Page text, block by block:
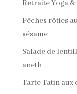
Retraite Yoga
Pêches rôties
sésame
Salade de
aneth
Tarte Tatin aux